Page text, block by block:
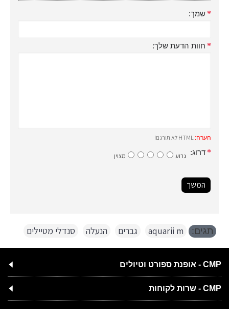
שמך:
חוות הדעת שלך:
הערה:
דרוג: גרוע מצוין
המשך
תגים: aquarii m גברים הנעלה סנדלי מטיילים
CMP - אופנת ספורט וטיולים
CMP - שרות לקוחות